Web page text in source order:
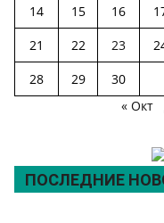
14
15 16
21
22 23
28
29
30
« Окт
ПОСЛЕДНИЕ